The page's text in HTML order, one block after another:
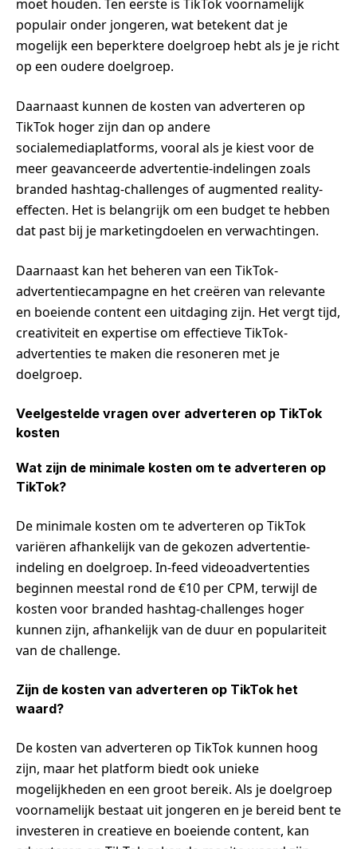
moet houden. Ten eerste is TikTok voornamelijk
populair onder jongeren, wat betekent dat je
mogelijk een beperktere doelgroep hebt als je je richt
op een oudere doelgroep.
Daarnaast kunnen de kosten van adverteren op
TikTok hoger zijn dan op andere
socialemediaplatforms, vooral als je kiest voor de
meer geavanceerde advertentie-indelingen zoals
branded hashtag-challenges of augmented reality-
effecten. Het is belangrijk om een budget te hebben
dat past bij je marketingdoelen en verwachtingen.
Daarnaast kan het beheren van een TikTok-
advertentiecampagne en het creëren van relevante
en boeiende content een uitdaging zijn. Het vergt tijd,
creativiteit en expertise om effectieve TikTok-
advertenties te maken die resoneren met je
doelgroep.
Veelgestelde vragen over adverteren op TikTok
kosten
Wat zijn de minimale kosten om te adverteren op
TikTok?
De minimale kosten om te adverteren op TikTok
variëren afhankelijk van de gekozen advertentie-
indeling en doelgroep. In-feed videoadvertenties
beginnen meestal rond de €10 per CPM, terwijl de
kosten voor branded hashtag-challenges hoger
kunnen zijn, afhankelijk van de duur en populariteit
van de challenge.
Zijn de kosten van adverteren op TikTok het
waard?
De kosten van adverteren op TikTok kunnen hoog
zijn, maar het platform biedt ook unieke
mogelijkheden en een groot bereik. Als je doelgroep
voornamelijk bestaat uit jongeren en je bereid bent te
investeren in creatieve en boeiende content, kan